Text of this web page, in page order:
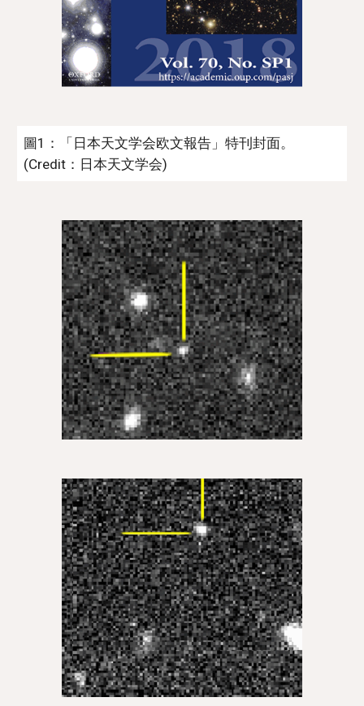
圖1：「日本天文学会欧文報告」特刊封面。
(Credit：日本天文学会)